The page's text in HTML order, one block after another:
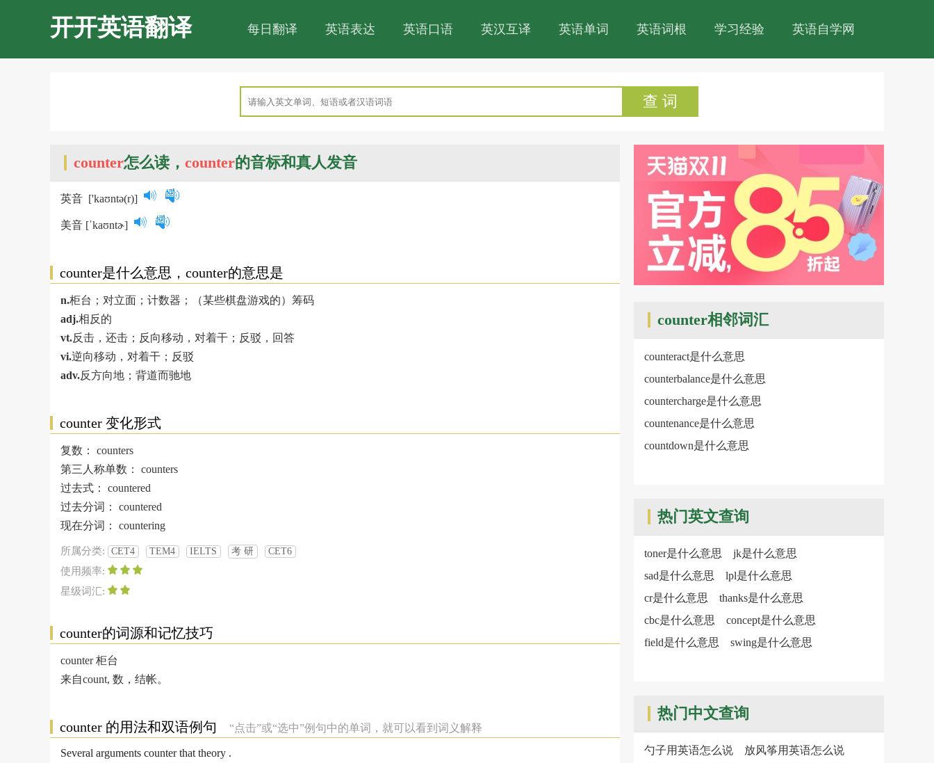
开开英语翻译 每日翻译 英语表达 英语口语 英汉互译 英语单词 英语词根 学习经验 英语自学网
查 词
counter怎么读， counter的音标和真人发音
英音 ['kaʊntə(r)]
美音 [ˈkaʊntɚ]
counter是什么意思，counter的意思是
n.柜台；对立面；计数器；（某些棋盘游戏的）筹码
adj.相反的
vt.反击，还击；反向移动，对着干；反驳，回答
vi.逆向移动，对着干；反驳
adv.反方向地；背道而驰地
counter 变化形式
复数： counters
第三人称单数： counters
过去式： countered
过去分词： countered
现在分词： countering
所属分类: CET4 TEM4 IELTS 考 研 CET6
使用频率:
星级词汇:
counter的词源和记忆技巧
counter 柜台
来自count, 数，结帐。
counter 的用法和双语例句 “点击”或“选中”例句中的单词，就可以看到词义解释
Several arguments counter that theory .
counter相邻词汇
counteract是什么意思
counterbalance是什么意思
countercharge是什么意思
countenance是什么意思
countdown是什么意思
热门英文查询
toner是什么意思
jk是什么意思
sad是什么意思
lpl是什么意思
cr是什么意思
thanks是什么意思
cbc是什么意思
concept是什么意思
field是什么意思
swing是什么意思
热门中文查询
勺子用英语怎么说
放风筝用英语怎么说